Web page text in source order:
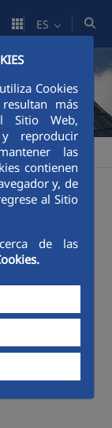
Cookies
más
Sitio Web,
reproducir
las
contienen
y, de
al Sitio
de las
ES
>2002